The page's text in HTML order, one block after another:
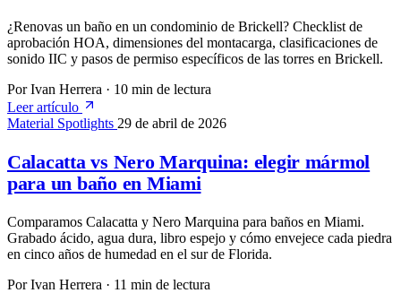
¿Renovas un baño en un condominio de Brickell? Checklist de
aprobación HOA, dimensiones del montacarga, clasificaciones de
sonido IIC y pasos de permiso específicos de las torres en Brickell.
Por Ivan Herrera · 10 min de lectura
Leer artículo
Material Spotlights 29 de abril de 2026
Calacatta vs Nero Marquina: elegir mármol
para un baño en Miami
Comparamos Calacatta y Nero Marquina para baños en Miami.
Grabado ácido, agua dura, libro espejo y cómo envejece cada piedra
en cinco años de humedad en el sur de Florida.
Por Ivan Herrera · 11 min de lectura